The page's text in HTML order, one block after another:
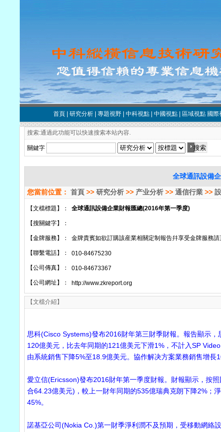
首頁 研究分析 專題視野 中科視點 中國視點 區域視點 國際
搜索:通過此功能可以快速搜索本站內容.
關鍵字
全球通訊設備
您當前位置： 首頁 >> 研究分析 >> 产业分析 >> 通信行業 >>
【文檔標題】： 全球通訊設備企業財報匯總(2016年第一季度)
【搜關鍵字】：
【金牌服務】： 金牌貴賓如欲訂購該産業相關定制報告幷享受金牌服務
【聯繫電話】： 010-84675230
【公司傳真】： 010-84673367
【公司網址】： http://www.zkreport.org
【文檔介紹】
思科(Cisco Systems)發布2016財年第三財季財報。報告顯示
120億美元，比去年同期的121億美元下滑1%，不計入SP
由系統銷售下降5%至18.9億美元。協作解决方案業務銷售增
愛立信(Ericsson)發布2016財年第一季度財報。財報顯示，按
合64.23億美元)，較上一財年同期的535億瑞典克朗下降2%；
45%。
諾基亞公司(Nokia Co.)第一財季淨利潤不及預期，受移動網絡